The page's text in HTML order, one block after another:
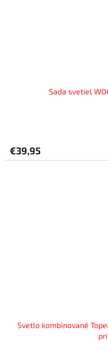
Sada svetiel
€39,95
Svetlo kombinované